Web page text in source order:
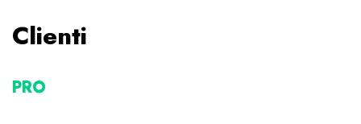
Clienti
PRO